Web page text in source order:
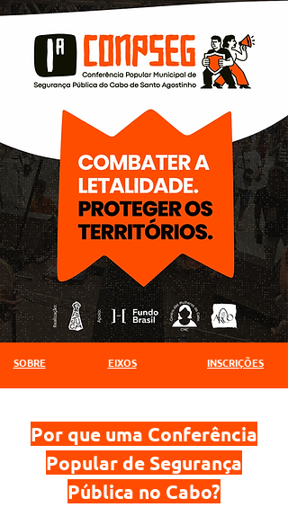
SOBRE EIXOS INSCRIÇÕES
Por que uma Conferência
Popular de Segurança
Pública no Cabo?